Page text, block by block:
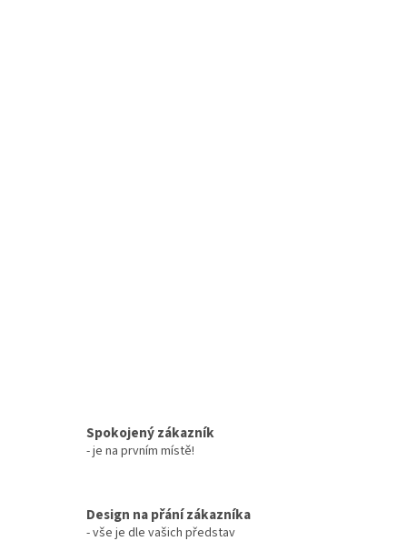
Spokojený zákazník
- je na prvním místě!
Design na přání zákazníka
- vše je dle vašich představ